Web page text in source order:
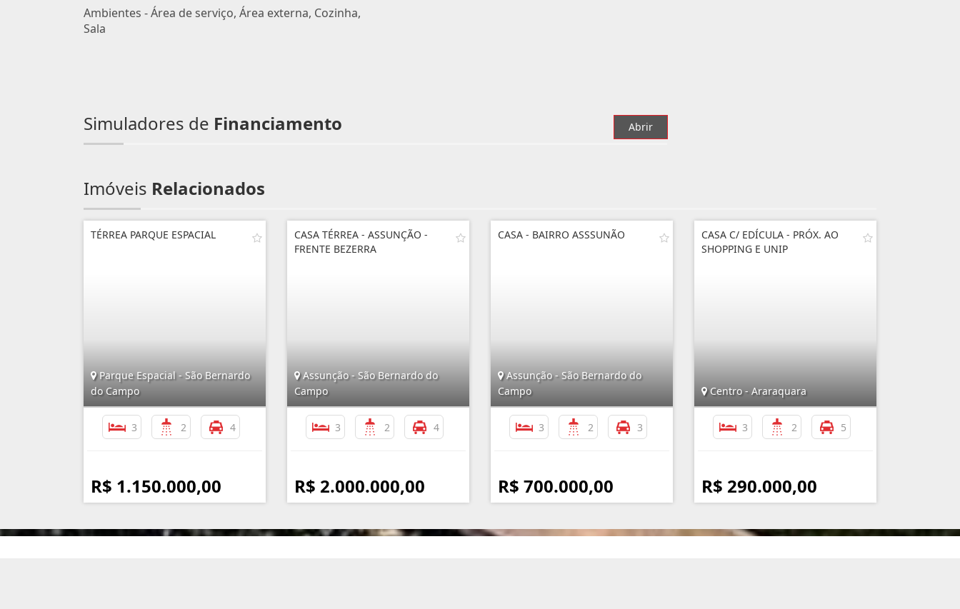
Ambientes - Área de serviço, Área externa, Cozinha,
Sala
Simuladores de Financiamento Abrir
Imóveis Relacionados
TÉRREA PARQUE ESPACIAL
Parque Espacial - São Bernardo
do Campo
3 2 4
R$ 1.150.000,00
CASA TÉRREA - ASSUNÇÃO -
FRENTE BEZERRA
Assunção - São Bernardo do
Campo
3 2 4
R$ 2.000.000,00
CASA - BAIRRO ASSSUNÃO
Assunção - São Bernardo do
Campo
3 2 3
R$ 700.000,00
CASA C/ EDÍCULA - PRÓX. AO
SHOPPING E UNIP
Centro - Araraquara
3 2 5
R$ 290.000,00